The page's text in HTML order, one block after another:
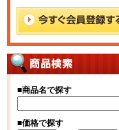
■商品名で探す
■価格で探す